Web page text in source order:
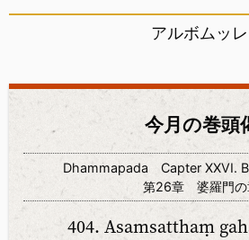
アルボムッ
今月の巻頭
Dhammapada Capter XXVI.
第26章 婆羅門の
Asamsatthaṃ